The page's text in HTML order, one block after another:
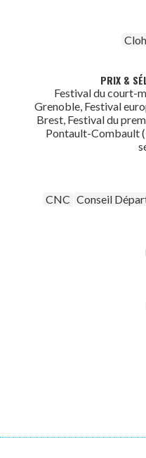
PRIX &
Festival du court-
Grenoble, Festival
Brest, Festival du
Pontault-Combault
CNC Conseil